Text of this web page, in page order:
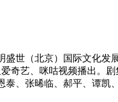
盛世（北京）国际文
奇艺、咪咕视频播出。
、张晞临、郝平、谭凯